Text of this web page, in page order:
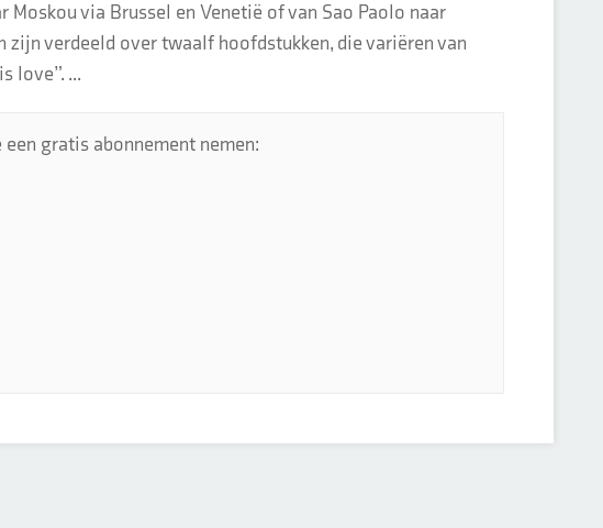
Moskou via Brussel en Venetië of van Sao Paolo naar
zijn verdeeld over twaalf hoofdstukken, die variëren van
love”. ...
gratis abonnement nemen: